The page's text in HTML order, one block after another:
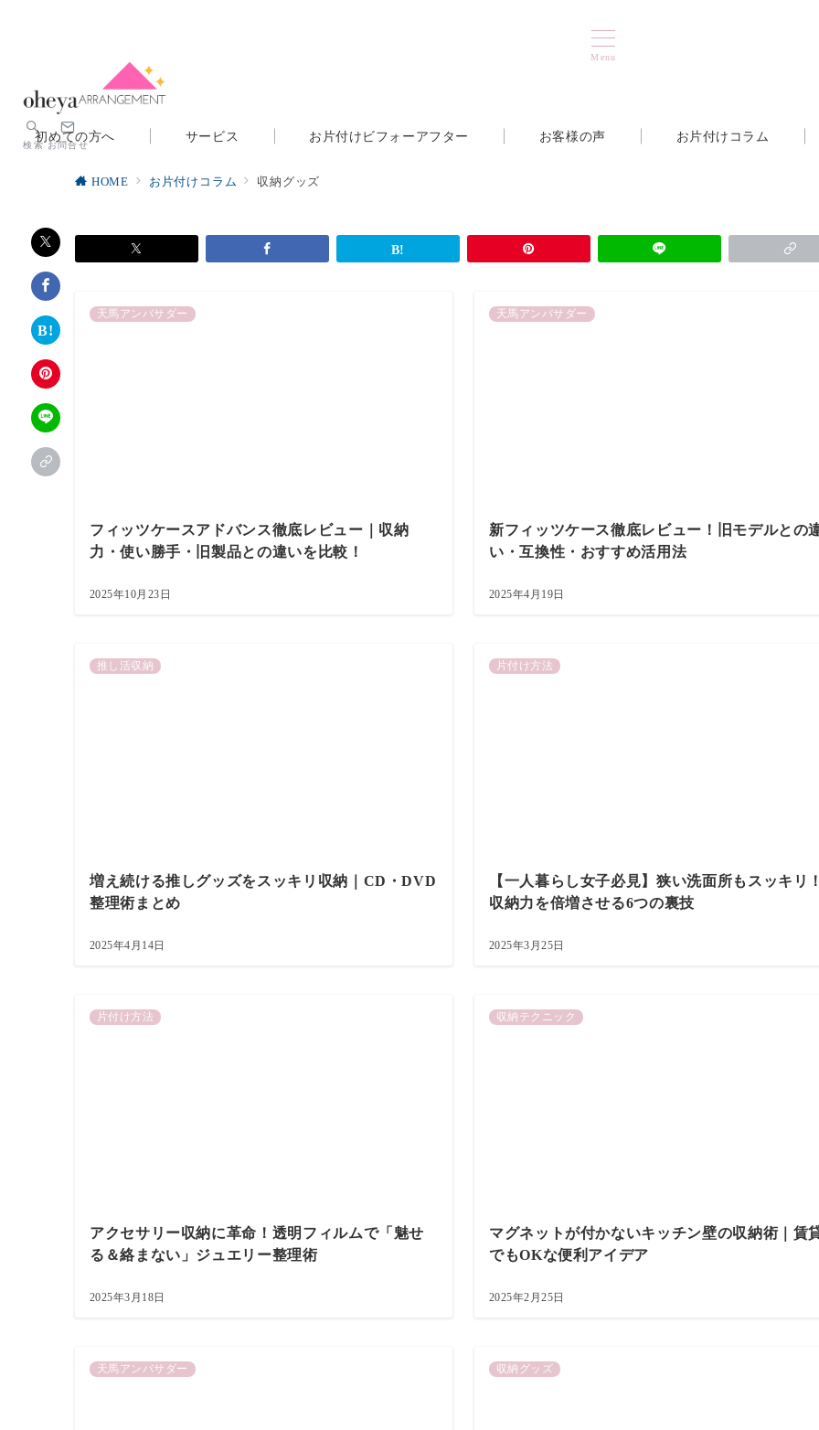
Menu
検索 お問合せ
初めての方へ サービス お片付けビフォーアフター お客様の声 お片付けコラム
HOME お片付けコラム 収納グッズ
天馬アンバサダー
フィッツケースアドバンス徹底レビュー｜収納
力・使い勝手・旧製品との違いを比較！
2025年10月23日
天馬アンバサダー
新フィッツケース徹底レビュー！旧モデルとの
い・互換性・おすすめ活用法
2025年4月19日
推し活収納
増え続ける推しグッズをスッキリ収納｜CD・DVD
整理術まとめ
2025年4月14日
片付け方法
【一人暮らし女子必見】狭い洗面所もスッキリ
収納力を倍増させる6つの裏技
2025年3月25日
片付け方法
アクセサリー収納に革命！透明フィルムで「魅せ
る＆絡まない」ジュエリー整理術
2025年3月18日
収納テクニック
マグネットが付かないキッチン壁の収納術｜賃
でもOKな便利アイデア
2025年2月25日
天馬アンバサダー 収納グッズ